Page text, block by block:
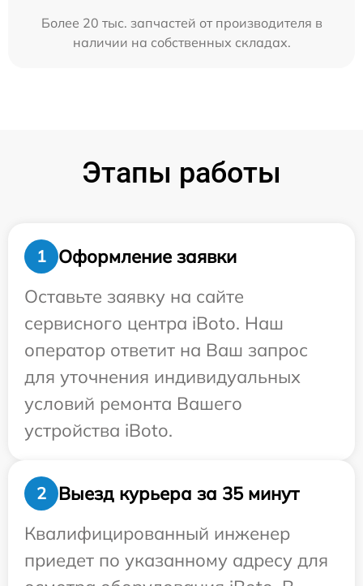
Более 20 тыс. запчастей от производителя в
наличии на собственных складах.
Этапы работы
1
Оформление заявки
Оставьте заявку на сайте
сервисного центра iBoto. Наш
оператор ответит на Ваш запрос
для уточнения индивидуальных
условий ремонта Вашего
устройства iBoto.
2
Выезд курьера за 35 минут
Квалифицированный инженер
приедет по указанному адресу для